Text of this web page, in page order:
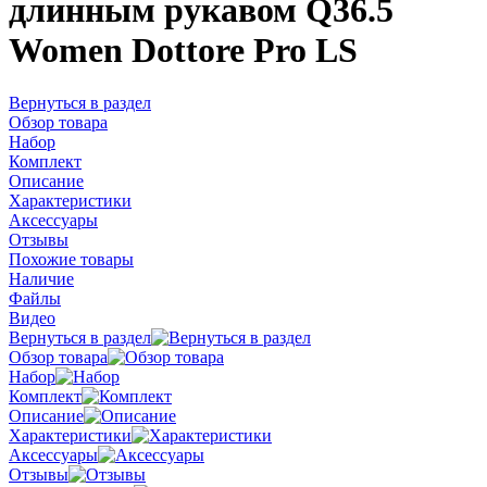
длинным рукавом Q36.5
Women Dottore Pro LS
Вернуться в раздел
Обзор товара
Набор
Комплект
Описание
Характеристики
Аксессуары
Отзывы
Похожие товары
Наличие
Файлы
Видео
Вернуться в раздел
Обзор товара
Набор
Комплект
Описание
Характеристики
Аксессуары
Отзывы